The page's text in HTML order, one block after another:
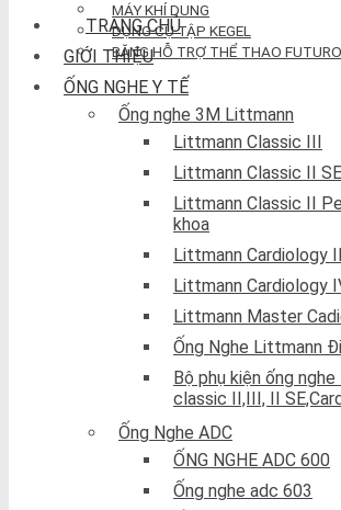
MÁY KHÍ DUNG
DỤNG CỤ TẬP KEGEL
BĂNG HỖ TRỢ THỂ THAO FUTURO
TRANG CHỦ
GIỚI THIỆU
ỐNG NGHE Y TẾ
Ống nghe 3M Littmann
Littmann Classic III
Littmann Classic II SE
Littmann Classic II
khoa
Littmann Cardiology
Littmann Cardiology
Littmann Master
Ống Nghe Littmann
Bộ phụ kiện ống
classic II,III, II
Ống Nghe ADC
ỐNG NGHE ADC 600
Ống nghe adc 603